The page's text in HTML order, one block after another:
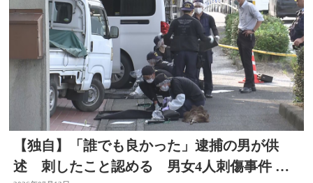
【独自】「誰でも良かった」逮捕の男が供
述 刺したこと認める 男女4人刺傷事件 被